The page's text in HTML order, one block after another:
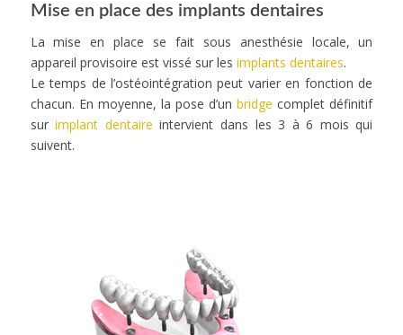
Mise en place des implants dentaires
La mise en place se fait sous anesthésie locale, un
appareil provisoire est vissé sur les implants dentaires.
Le temps de l’ostéointégration peut varier en fonction de
chacun. En moyenne, la pose d’unbridge complet définitif
surimplant dentaire intervient dans les 3 à 6 mois qui
suivent.